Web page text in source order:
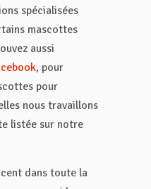
spécialisées
mascottes
aussi
, pour
pour
nous travaillons
listée sur notre
dans toute la